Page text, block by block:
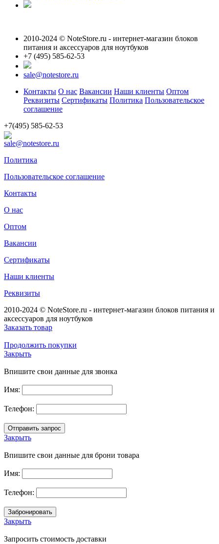
2010-2024 © NoteStore.ru - интернет-магазин блоков
питания и аксессуаров для ноутбуков
+7 (495) 585-62-53
sale@notestore.ru
Контакты О нас Вакансии Наши клиенты Оптом
Реквизиты Сертификаты Политика Пользовательское
соглашение
+7(495) 585-62-53
sale@notestore.ru
Политика
Пользовательское соглашение
Контакты
О нас
Оптом
Вакансии
Сертификаты
Наши клиенты
Реквизиты
2010-2024 © NoteStore.ru - интернет-магазин блоков питания и
аксессуаров для ноутбуков
Заказать товар
Продолжить покупки
Закрыть
Впишите свои данные для звонка
Имя:
Телефон:
Закрыть
Впишите свои данные для брони товара
Имя:
Телефон:
Закрыть
Запросить стоимость доставки